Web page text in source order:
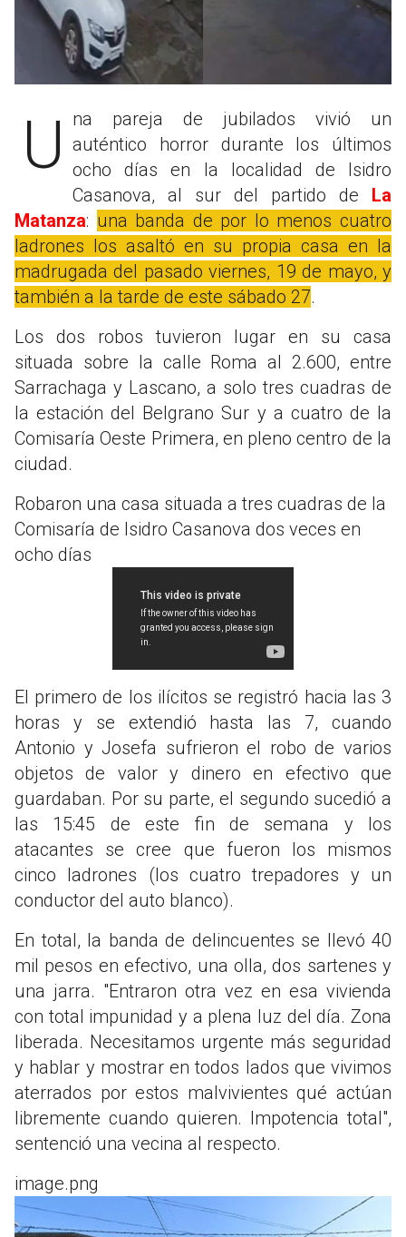
Una pareja de jubilados vivió un auténtico horror durante los últimos
ocho días en la localidad de Isidro
Casanova, al sur del partido de La
Matanza: una banda de por lo menos cuatro
ladrones los asaltó en su propia casa en la
madrugada del pasado viernes, 19 de mayo, y
también a la tarde de este sábado 27.
Los dos robos tuvieron lugar en su casa
situada sobre la calle Roma al 2.600, entre
Sarrachaga y Lascano, a solo tres cuadras de
la estación del Belgrano Sur y a cuatro de la
Comisaría Oeste Primera, en pleno centro de la
ciudad.
Robaron una casa situada a tres cuadras de la
Comisaría de Isidro Casanova dos veces en
ocho días
El primero de los ilícitos se registró hacia las 3
horas y se extendió hasta las 7, cuando
Antonio y Josefa sufrieron el robo de varios
objetos de valor y dinero en efectivo que
guardaban. Por su parte, el segundo sucedió a
las 15:45 de este fin de semana y los
atacantes se cree que fueron los mismos
cinco ladrones (los cuatro trepadores y un
conductor del auto blanco).
En total, la banda de delincuentes se llevó 40
mil pesos en efectivo, una olla, dos sartenes y
una jarra. "Entraron otra vez en esa vivienda
con total impunidad y a plena luz del día. Zona
liberada. Necesitamos urgente más seguridad
y hablar y mostrar en todos lados que vivimos
aterrados por estos malvivientes qué actúan
libremente cuando quieren. Impotencia total",
sentenció una vecina al respecto.
image.png